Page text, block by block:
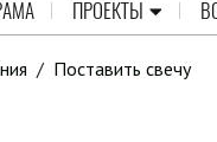
ПРОЕКТЫ
/ Поставить свечу